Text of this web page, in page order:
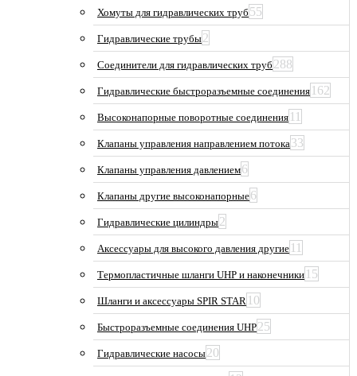
Хомуты для гидравлических труб 55
Гидравлические трубы2
Соединители для гидравлических труб 288
Гидравлические быстроразъемные соединения 162
Высоконапорные поворотные соединения 11
Клапаны управления направлением потока33
Клапаны управления давлением6
Клапаны другие высоконапорные6
Гидравлические цилиндры2
Аксессуары для высокого давления другие 11
Термопластичные шланги UHP и наконечники 15
Шланги и аксессуары SPIR STAR 10
Быстроразъемные соединения UHP25
Гидравлические насосы20